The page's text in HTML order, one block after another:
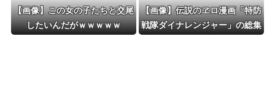
【画像】この女の子たちと交尾
したいんだがｗｗｗｗｗ
【画像】伝説のヱロ漫画「特防
戦隊ダイナレンジャー」の総集